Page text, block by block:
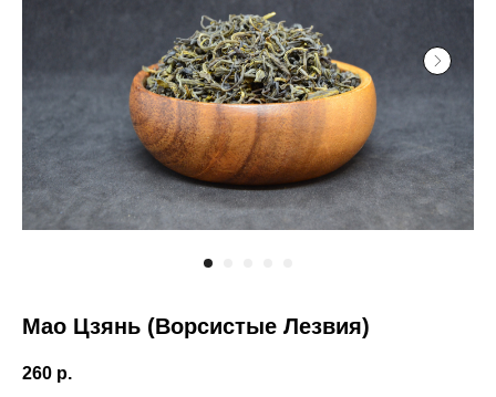
Мао Цзянь (Ворсистые Лезвия)
260 р.